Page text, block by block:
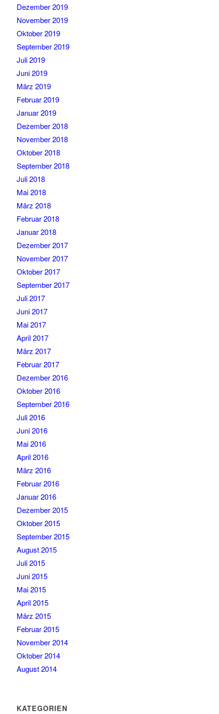
Dezember 2019
November 2019
Oktober 2019
September 2019
Juli 2019
Juni 2019
März 2019
Februar 2019
Januar 2019
Dezember 2018
November 2018
Oktober 2018
September 2018
Juli 2018
Mai 2018
März 2018
Februar 2018
Januar 2018
Dezember 2017
November 2017
Oktober 2017
September 2017
Juli 2017
Juni 2017
Mai 2017
April 2017
März 2017
Februar 2017
Dezember 2016
Oktober 2016
September 2016
Juli 2016
Juni 2016
Mai 2016
April 2016
März 2016
Februar 2016
Januar 2016
Dezember 2015
Oktober 2015
September 2015
August 2015
Juli 2015
Juni 2015
Mai 2015
April 2015
März 2015
Februar 2015
November 2014
Oktober 2014
August 2014
KATEGORIEN